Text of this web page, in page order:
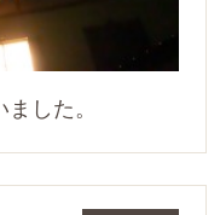
した。